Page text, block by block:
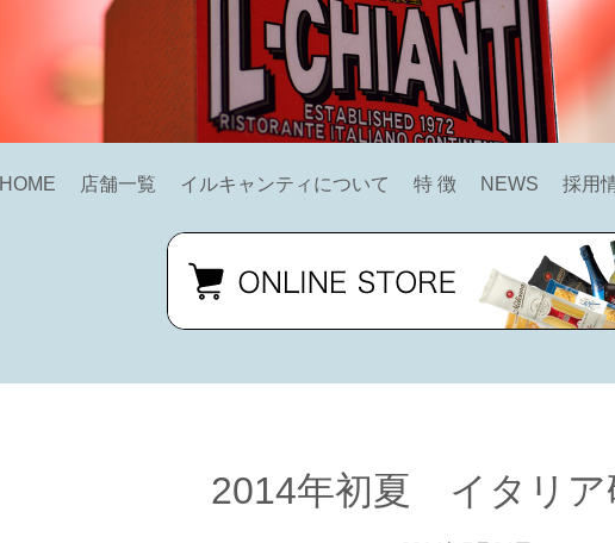
HOME 店舗一覧 イルキャンティについて 特 徴 NEWS 採用
2014年初夏 イタリ